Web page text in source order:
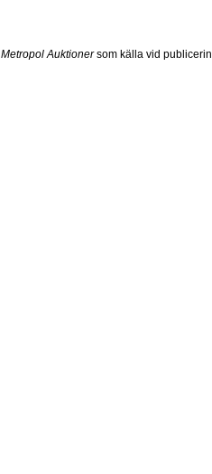
Metropol Auktionersom källa vid